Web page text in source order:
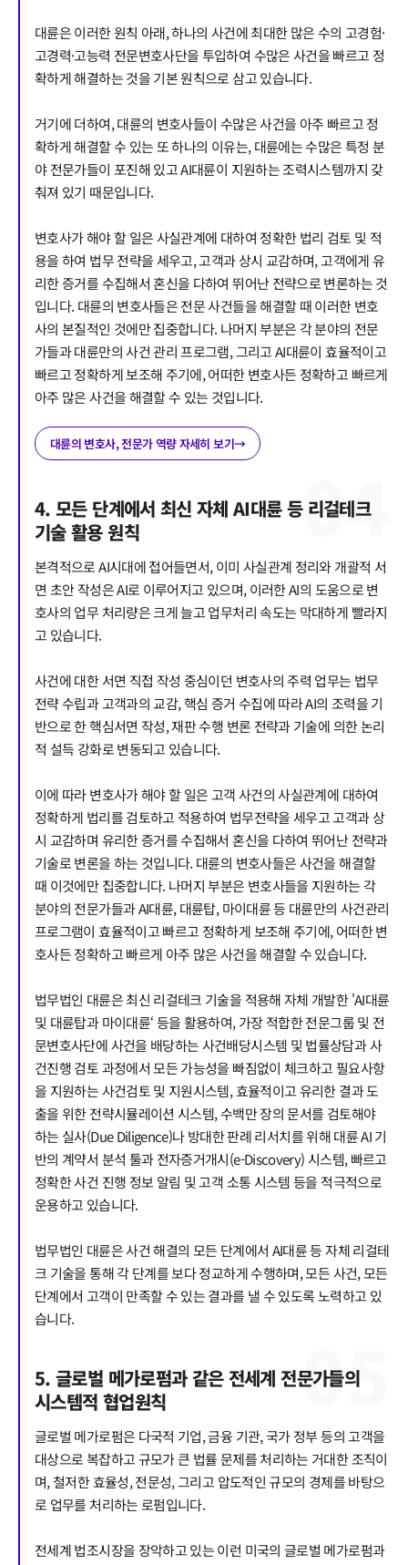
구성원 소개
부동산전문변호사
소식/자료
언론보도
법률서식
뉴스레터/브로슈어
세미나
대륜법률상담예약
대륜법률상담예약
대륜은 이러한 원칙 아래, 하나의 사건에 최대한 많은 수의 고경험·
고경력·고능력 전문변호사단을 투입하여 수많은 사건을 빠르고 정
확하게 해결하는 것을 기본 원칙으로 삼고 있습니다.
거기에 더하여, 대륜의 변호사들이 수많은 사건을 아주 빠르고 정
확하게 해결할 수 있는 또 하나의 이유는, 대륜에는 수많은 특정 분
야 전문가들이 포진해 있고 AI대륜이 지원하는 조력시스템까지 갖
춰져 있기 때문입니다.
변호사가 해야 할 일은 사실관계에 대하여 정확한 법리 검토 및 적
용을 하여 법무 전략을 세우고, 고객과 상시 교감하며, 고객에게 유
리한 증거를 수집해서 혼신을 다하여 뛰어난 전략으로 변론하는 것
입니다. 대륜의 변호사들은 전문 사건들을 해결할 때 이러한 변호
사의 본질적인 것에만 집중합니다. 나머지 부분은 각 분야의 전문
가들과 대륜만의 사건 관리 프로그램, 그리고 AI대륜이 효율적이고
빠르고 정확하게 보조해 주기에, 어떠한 변호사든 정확하고 빠르게
아주 많은 사건을 해결할 수 있는 것입니다.
대륜의 변호사, 전문가 역량 자세히 보기→
04
4. 모든 단계에서 최신 자체 AI대륜 등 리걸테크
기술 활용 원칙
본격적으로 AI시대에 접어들면서, 이미 사실관계 정리와 개괄적 서
면 초안 작성은 AI로 이루어지고 있으며, 이러한 AI의 도움으로 변
호사의 업무 처리량은 크게 늘고 업무처리 속도는 막대하게 빨라지
고 있습니다.
사건에 대한 서면 직접 작성 중심이던 변호사의 주력 업무는 법무
전략 수립과 고객과의 교감, 핵심 증거 수집에 따라 AI의 조력을 기
반으로 한 핵심서면 작성, 재판 수행 변론 전략과 기술에 의한 논리
적 설득 강화로 변동되고 있습니다.
이에 따라 변호사가 해야 할 일은 고객 사건의 사실관계에 대하여
정확하게 법리를 검토하고 적용하여 법무전략을 세우고 고객과 상
시 교감하며 유리한 증거를 수집해서 혼신을 다하여 뛰어난 전략과
기술로 변론을 하는 것입니다. 대륜의 변호사들은 사건을 해결할
때 이것에만 집중합니다. 나머지 부분은 변호사들을 지원하는 각
분야의 전문가들과 AI대륜, 대륜탑, 마이대륜 등 대륜만의 사건관리
프로그램이 효율적이고 빠르고 정확하게 보조해 주기에, 어떠한 변
호사든 정확하고 빠르게 아주 많은 사건을 해결할 수 있습니다.
법무법인 대륜은 최신 리걸테크 기술을 적용해 자체 개발한 'AI대륜
및 대륜탑과 마이대륜‘ 등을 활용하여, 가장 적합한 전문그룹 및 전
문변호사단에 사건을 배당하는 사건배당시스템 및 법률상담과 사
건진행 검토 과정에서 모든 가능성을 빠짐없이 체크하고 필요사항
을 지원하는 사건검토 및 지원시스템, 효율적이고 유리한 결과 도
출을 위한 전략시뮬레이션 시스템, 수백만 장의 문서를 검토해야
하는 실사(Due Diligence)나 방대한 판례 리서치를 위해 대륜 AI 기
반의 계약서 분석 툴과 전자증거개시(e-Discovery) 시스템, 빠르고
정확한 사건 진행 정보 알림 및 고객 소통 시스템 등을 적극적으로
운용하고 있습니다.
법무법인 대륜은 사건 해결의 모든 단계에서 AI대륜 등 자체 리걸테
크 기술을 통해 각 단계를 보다 정교하게 수행하며, 모든 사건, 모든
단계에서 고객이 만족할 수 있는 결과를 낼 수 있도록 노력하고 있
습니다.
05
5. 글로벌 메가로펌과 같은 전세계 전문가들의
시스템적 협업원칙
글로벌 메가로펌은 다국적 기업, 금융 기관, 국가 정부 등의 고객을
대상으로 복잡하고 규모가 큰 법률 문제를 처리하는 거대한 조직이
며, 철저한 효율성, 전문성, 그리고 압도적인 규모의 경제를 바탕으
로 업무를 처리하는 로펌입니다.
전세계 법조시장을 장악하고 있는 이런 미국의 글로벌 메가로펌과